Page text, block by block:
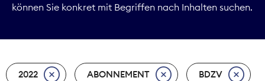
Marktdaten
Nachhaltigkeit
können Sie konkret mit Begriffen nach Inhalten suchen.
2022 ABONNEMENT BDZV